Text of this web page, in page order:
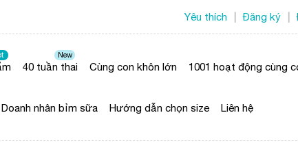
Yêu thích Đăng ký
40 tuần thai
New
Cùng con khôn lớn 1001 hoạt động cùng
Doanh nhân bỉm sữa Hướng dẫn chọn size Liên hệ